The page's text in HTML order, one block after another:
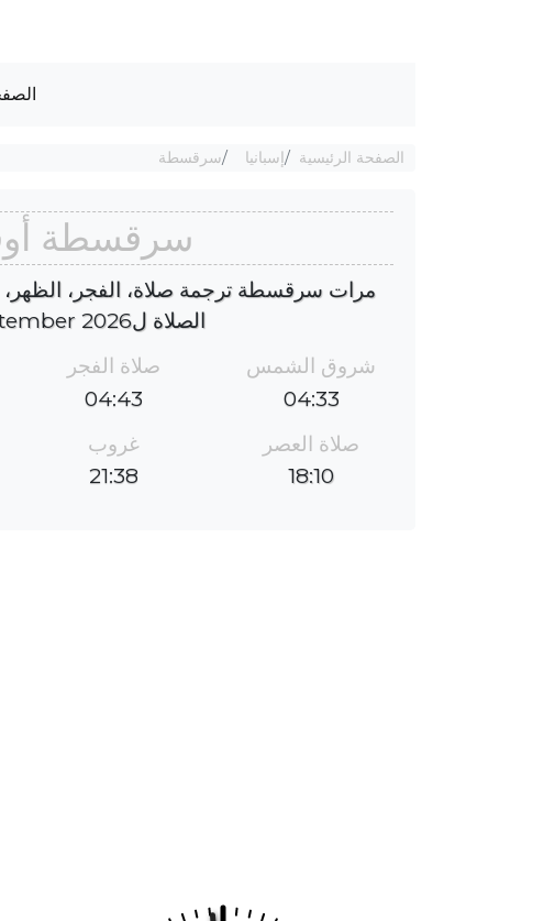
الصفحة الرئيسية إسبانيا سرقسطة
سرقسطة
مرات سرقسطة ترجمة صلاة، الفجر،
الصلاة لseptember 2026 إلى سرقسطة؟
شروق الشمس
04:33
صلاة الفجر
04:43
صلاة العصر
18:10
غروب
21:38